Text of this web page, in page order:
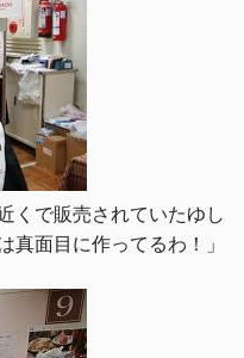
くで販売されていたゆし
真面目に作ってるわ！」